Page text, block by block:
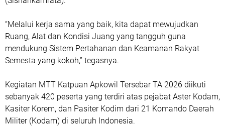
“Melalui kerja sama yang baik, kita dapat mewujudkan
Ruang, Alat dan Kondisi Juang yang tangguh guna
mendukung Sistem Pertahanan dan Keamanan Rakyat
Semesta yang kokoh,” tegasnya.
Kegiatan MTT Katpuan Apkowil Tersebar TA 2026 diikuti
sebanyak 420 peserta yang terdiri atas pejabat Aster Kodam,
Kasiter Korem, dan Pasiter Kodim dari 21 Komando Daerah
Militer (Kodam) di seluruh Indonesia.